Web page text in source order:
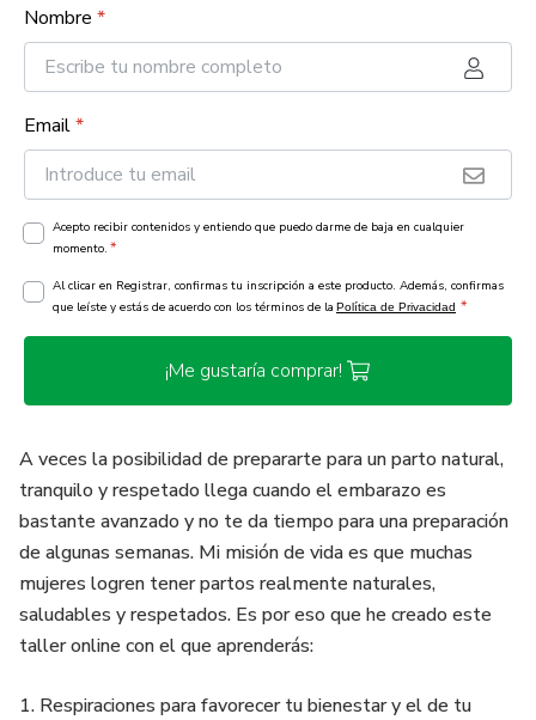
Nombre *
Email*
Acepto recibir contenidos y entiendo que puedo darme de baja en cualquier
momento. *
Al clicar en Registrar, confirmas tu inscripción a este producto. Además, confirmas
que leíste y estás de acuerdo con los términos de la Política de Privacidad *
¡Me gustaría comprar!
A veces la posibilidad de prepararte para un parto natural,
tranquilo y respetado llega cuando el embarazo es
bastante avanzado y no te da tiempo para una preparación
de algunas semanas. Mi misión de vida es que muchas
mujeres logren tener partos realmente naturales,
saludables y respetados. Es por eso que he creado este
taller online con el que aprenderás:
1. Respiraciones para favorecer tu bienestar y el de tu